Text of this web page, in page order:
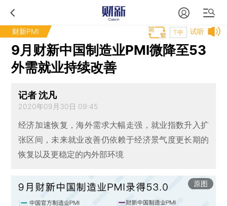
财新PMI 试听
T中
9月财新中国制造业PMI微降至53
外需就业持续改善
记者 沈凡
2020年09月30日 09:45
经济加速恢复，海外需求大幅走强，就业指数升入扩
张区间，未来就业改善仍依赖于经济景气度更长期的
恢复以及更稳定的内外部环境
原图